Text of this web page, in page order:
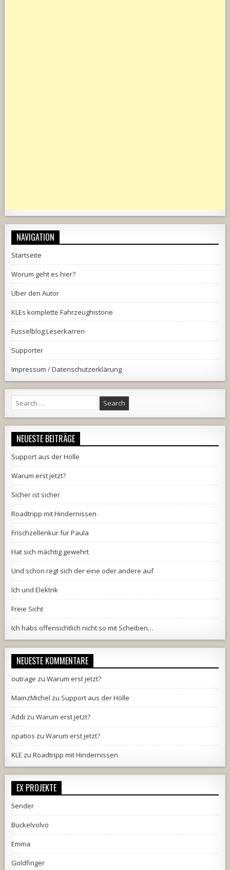
NAVIGATION
Startseite
Worum geht es hier?
Über den Autor
KLEs komplette Fahrzeughistorie
Fusselblog Leserkarren
Supporter
Impressum / Datenschutzerklärung
Search
for:
NEUESTE BEITRÄGE
Support aus der Hölle
Warum erst jetzt?
Sicher ist sicher
Roadtripp mit Hindernissen
Frischzellenkur für Paula
Hat sich mächtig gewehrt
Und schon regt sich der eine oder andere auf
Ich und Elektrik
Freie Sicht
Ich habs offensichtlich nicht so mit Scheiben…
NEUESTE KOMMENTARE
outrage zuWarum erst jetzt?
MainzMichel zu Support aus der Hölle
Addi zuWarum erst jetzt?
opatios zuWarum erst jetzt?
KLE zuRoadtripp mit Hindernissen
EX PROJEKTE
5ender
Buckelvolvo
Emma
Goldfinger